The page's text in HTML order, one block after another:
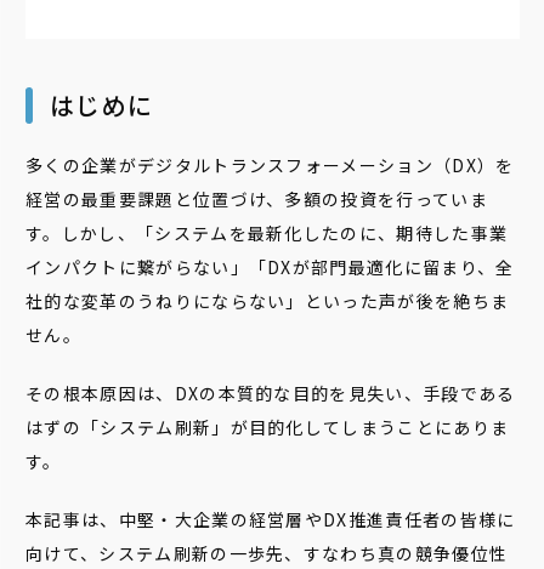
はじめに
多くの企業がデジタルトランスフォーメーション（DX）を
経営の最重要課題と位置づけ、多額の投資を行っていま
す。しかし、「システムを最新化したのに、期待した事業
インパクトに繋がらない」「DXが部門最適化に留まり、全
社的な変革のうねりにならない」といった声が後を絶ちま
せん。
その根本原因は、DXの本質的な目的を見失い、手段である
はずの「システム刷新」が目的化してしまうことにありま
す。
本記事は、中堅・大企業の経営層やDX推進責任者の皆様に
向けて、システム刷新の一歩先、すなわち真の競争優位性